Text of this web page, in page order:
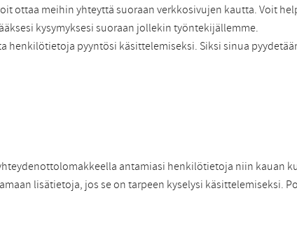
ottaa meihin yhteyttä suoraan verkkosivujen kautta. Voit
kysymyksesi suoraan jollekin työntekijällemme.
pyyntösi käsittelemiseksi. Siksi sinua
antamiasi henkilötietoja niin kauan
lisätietoja, jos se on tarpeen kyselysi käsittelemiseksi.